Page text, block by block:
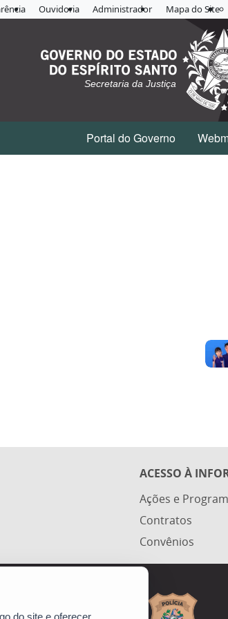
Ouvidoria Administrador Mapa do Site
Secretaria da Justiça
Portal do Governo
ACESSO À
Ações e
Contratos
Convênios
do site e oferecer